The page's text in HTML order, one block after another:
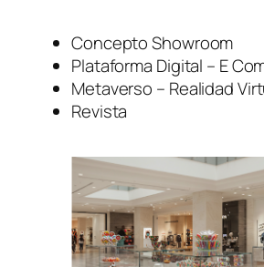
Concepto Showroom
Plataforma Digital – E
Metaverso – Realidad
Revista